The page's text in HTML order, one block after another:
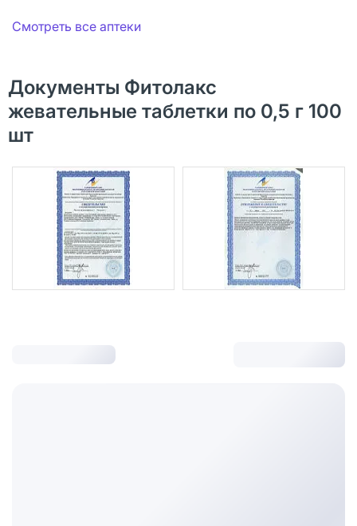
Смотреть все аптеки
Документы Фитолакс
жевательные таблетки по 0,5 г 100
шт